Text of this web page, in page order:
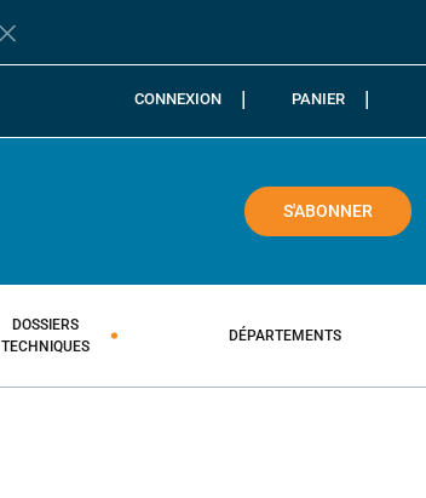
Fermer la barre de notification
CONNEXION PANIER
S'ABONNER
DOSSIERS
TECHNIQUES
DÉPARTEMENTS